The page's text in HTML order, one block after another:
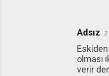
Adsız
olması
verir